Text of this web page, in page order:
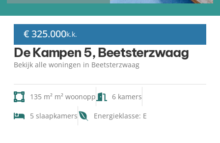
€ 325.000k.k.
De Kampen 5, Beetsterzwaag
Bekijk alle woningen in Beetsterzwaag
135 m² m² woonopp 6 kamers
5 slaapkamers Energieklasse: E